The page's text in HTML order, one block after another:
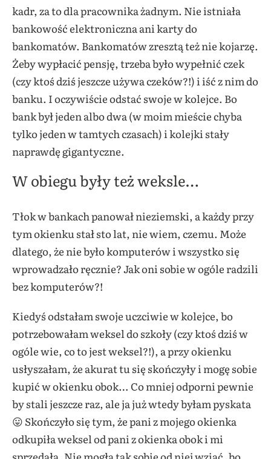
kadr, za to dla pracownika żadnym. Nie istniała
bankowość elektroniczna ani karty do
bankomatów. Bankomatów zresztą też nie kojarzę.
Żeby wypłacić pensję, trzeba było wypełnić czek
(czy ktoś dziś jeszcze używa czeków?!) i iść z nim do
banku. I oczywiście odstać swoje w kolejce. Bo
bank był jeden albo dwa (w moim mieście chyba
tylko jeden w tamtych czasach) i kolejki stały
naprawdę gigantyczne.
W obiegu były też weksle…
Tłok w bankach panował nieziemski, a każdy przy
tym okienku stał sto lat, nie wiem, czemu. Może
dlatego, że nie było komputerów i wszystko się
wprowadzało ręcznie? Jak oni sobie w ogóle radzili
bez komputerów?!
Kiedyś odstałam swoje uczciwie w kolejce, bo
potrzebowałam weksel do szkoły (czy ktoś dziś w
ogóle wie, co to jest weksel?!), a przy okienku
usłyszałam, że akurat tu się skończyły i mogę sobie
kupić w okienku obok… Co mniej odporni pewnie
by stali jeszcze raz, ale ja już wtedy byłam pyskata
😛 Skończyło się tym, że pani z mojego okienka
odkupiła weksel od pani z okienka obok i mi